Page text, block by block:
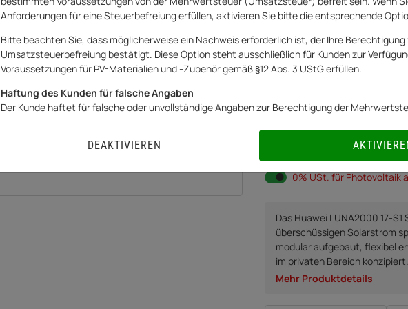
Art.Nr.:20262739AR
6.449,00 €
inkl.0% USt.für Betreiber der Anlage
Sofort verfügbarLieferzeit:3
0% USt. für Betreiber der
0% USt. für Photovoltaik
Das Huawei LUNA2000 17-
überschüssigen Solarstrom
modular aufgebaut, flexibel
im privaten Bereich konzipiert.
Mehr Produktdetails
Anforderungen für eine Steuerbefreiung erfüllen, aktivieren Sie bitte die entsprechende
Bitte beachten Sie, dass möglicherweise ein Nachweis erforderlich ist, der Ihre Berechtigung
Umsatzsteuerbefreiung bestätigt. Diese Option steht ausschließlich für Kunden zur
Voraussetzungen für PV-Materialien und -Zubehör gemäß §12 Abs. 3 UStG erfüllen.
Haftung des Kunden für falsche Angaben
Der Kunde haftet für falsche oder unvollständige Angaben zur Berechtigung der
DEAKTIVIEREN